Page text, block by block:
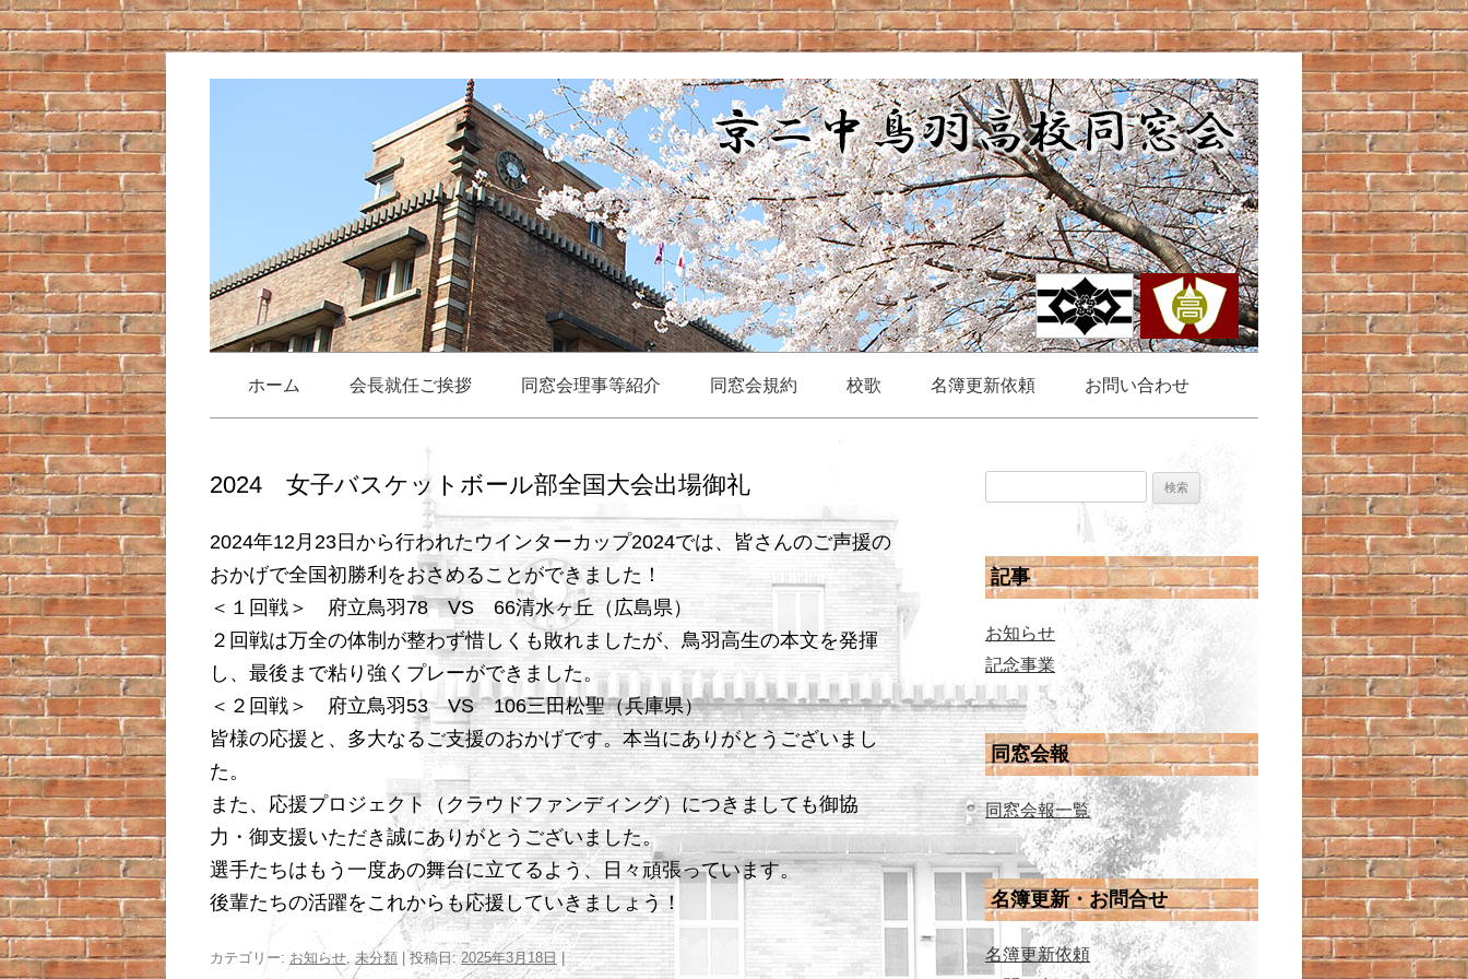
ホーム 会長就任ご挨拶 同窓会理事等紹介 同窓会規約 校歌 名簿更新依頼 お問い合わせ
2024 女子バスケットボール部全国大会出場御礼
2024年12月23日から行われたウインターカップ2024では、皆さんのご声援の
おかげで全国初勝利をおさめることができました！
＜１回戦＞ 府立鳥羽78 VS 66清水ヶ丘（広島県）
２回戦は万全の体制が整わず惜しくも敗れましたが、鳥羽高生の本文を発揮
し、最後まで粘り強くプレーができました。
＜２回戦＞ 府立鳥羽53 VS 106三田松聖（兵庫県）
皆様の応援と、多大なるご支援のおかげです。本当にありがとうございまし
た。
また、応援プロジェクト（クラウドファンディング）につきましても御協
力・御支援いただき誠にありがとうございました。
選手たちはもう一度あの舞台に立てるよう、日々頑張っています。
後輩たちの活躍をこれからも応援していきましょう！
カテゴリー: お知らせ, 未分類 | 投稿日: 2025年3月18日
記事
お知らせ
記念事業
同窓会報
同窓会報一覧
名簿更新・お問合せ
名簿更新依頼